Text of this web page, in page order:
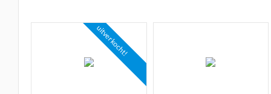
uitverkocht!